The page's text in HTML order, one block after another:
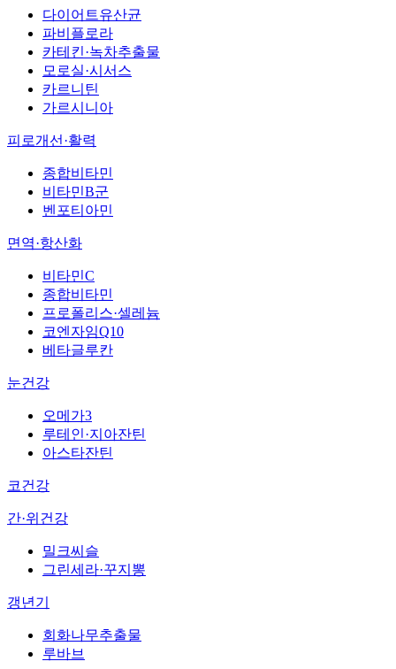
다이어트유산균
파비플로라
카테킨·녹차추출물
모로실·시서스
카르니틴
가르시니아
피로개선·활력
종합비타민
비타민B군
벤포티아민
면역·항산화
비타민C
종합비타민
프로폴리스·셀레늄
코엔자임Q10
베타글루칸
눈건강
오메가3
루테인·지아잔틴
아스타잔틴
코건강
간·위건강
밀크씨슬
그린세라·꾸지뽕
갱년기
회화나무추출물
루바브